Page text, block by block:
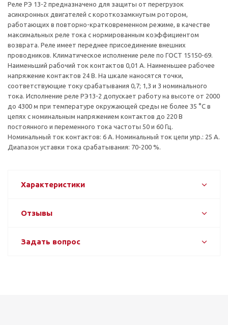
Реле РЭ 13-2 предназначено для защиты от перегрузок
асинхронных двигателей с короткозамкнутым ротором,
работающих в повторно-кратковременном режиме, в качестве
максимальных реле тока с нормированным коэффициентом
возврата. Реле имеет переднее присоединение внешних
проводников. Климатическое исполнение реле по ГОСТ 15150-69.
Наименьший рабочий ток контактов 0,01 А. Наименьшее рабочее
напряжение контактов 24 В. На шкале наносятся точки,
соответствующие току срабатывания 0,7; 1,3 и 3 номинального
тока. Исполнение реле РЭ13-2 допускает работу на высоте от 2000
до 4300 м при температуре окружающей среды не более 35 °С в
цепях с номинальным напряжением контактов до 220 В
постоянного и переменного тока частоты 50 и 60 Гц.
Номинальный ток контактов: 6 А. Номинальный ток цепи упр.: 25 А.
Диапазон уставки тока срабатывания: 70-200 %.
Характеристики
Отзывы
Задать вопрос